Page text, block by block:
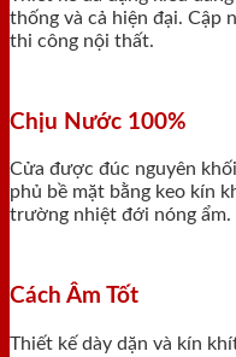
thống và cả hiện đại. Cập
thi công nội thất.
Chịu Nước 100%
Cửa được đúc nguyên
phủ bề mặt bằng keo kín
trường nhiệt đới nóng ẩm.
Cách Âm Tốt
Thiết kế dày dặn và kín